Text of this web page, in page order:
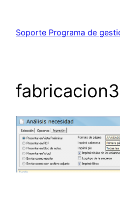
contenido
Soporte Programa de